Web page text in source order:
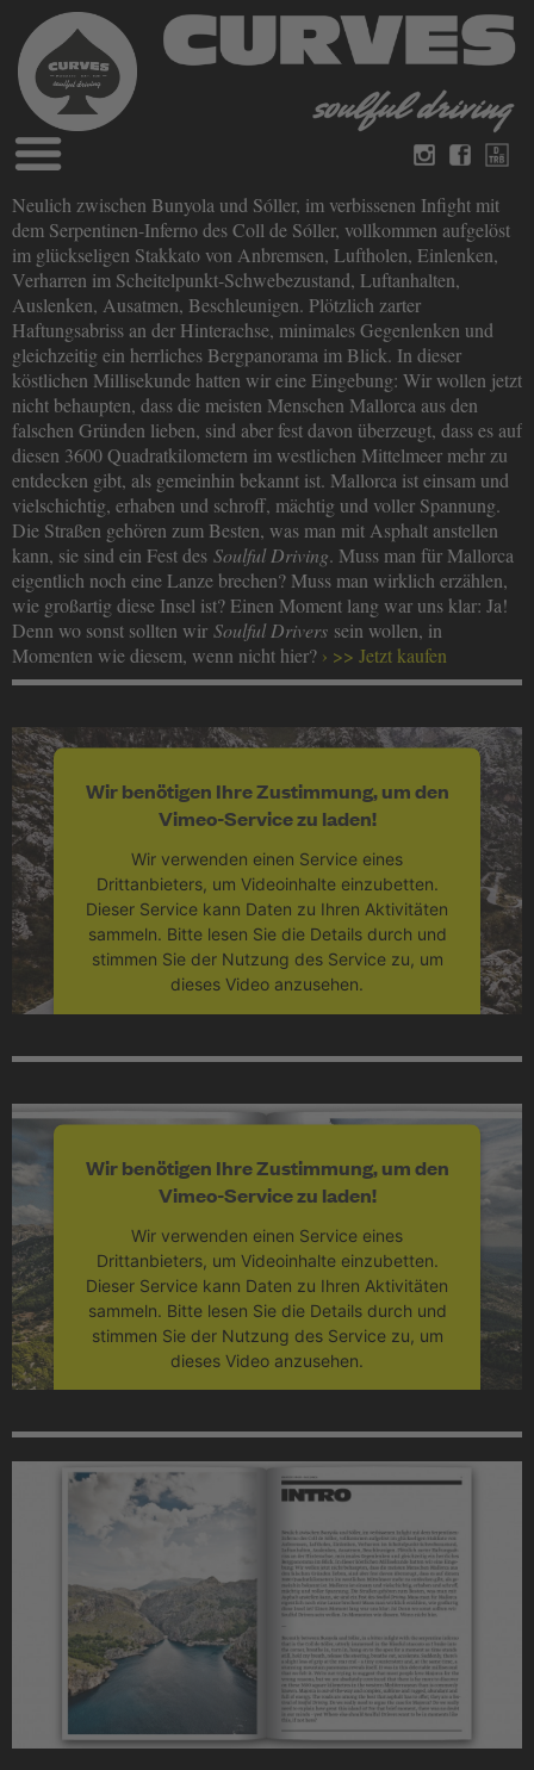
Blog
Magazine
Bücher
Videos
Deutsch Englisch
über Curves
Impressum
Datenschutz
Kontakt
Neulich zwischen Bunyola und Sóller, im verbissenen Infight mit
dem Serpentinen-Inferno des Coll de Sóller, vollkommen aufgelöst
im glückseligen Stakkato von Anbremsen, Luftholen, Einlenken,
Verharren im Scheitelpunkt-Schwebezustand, Luftanhalten,
Auslenken, Ausatmen, Beschleunigen. Plötzlich zarter
Haftungsabriss an der Hinterachse, minimales Gegenlenken und
gleichzeitig ein herrliches Bergpanorama im Blick. In dieser
köstlichen Millisekunde hatten wir eine Eingebung: Wir wollen jetzt
nicht behaupten, dass die meisten Menschen Mallorca aus den
falschen Gründen lieben, sind aber fest davon überzeugt, dass es auf
diesen 3600 Quadratkilometern im westlichen Mittelmeer mehr zu
entdecken gibt, als gemeinhin bekannt ist. Mallorca ist einsam und
vielschichtig, erhaben und schroff, mächtig und voller Spannung.
Die Straßen gehören zum Besten, was man mit Asphalt anstellen
kann, sie sind ein Fest des Soulful Driving. Muss man für Mallorca
eigentlich noch eine Lanze brechen? Muss man wirklich erzählen,
wie großartig diese Insel ist? Einen Moment lang war uns klar: Ja!
Denn wo sonst sollten wir Soulful Drivers sein wollen, in
Momenten wie diesem, wenn nicht hier?
>> Jetzt kaufen
Wir benötigen Ihre Zustimmung, um den
Vimeo-Service zu laden!
Wir verwenden einen Service eines
Drittanbieters, um Videoinhalte einzubetten.
Dieser Service kann Daten zu Ihren Aktivitäten
sammeln. Bitte lesen Sie die Details durch und
stimmen Sie der Nutzung des Service zu, um
dieses Video anzusehen.
Akzeptieren
powered by
Usercentrics Consent
Management Platform
Wir benötigen Ihre Zustimmung, um den
Vimeo-Service zu laden!
Wir verwenden einen Service eines
Drittanbieters, um Videoinhalte einzubetten.
Dieser Service kann Daten zu Ihren Aktivitäten
sammeln. Bitte lesen Sie die Details durch und
stimmen Sie der Nutzung des Service zu, um
dieses Video anzusehen.
Mehr Informationen
Akzeptieren
Usercentrics Consent
Management Platform